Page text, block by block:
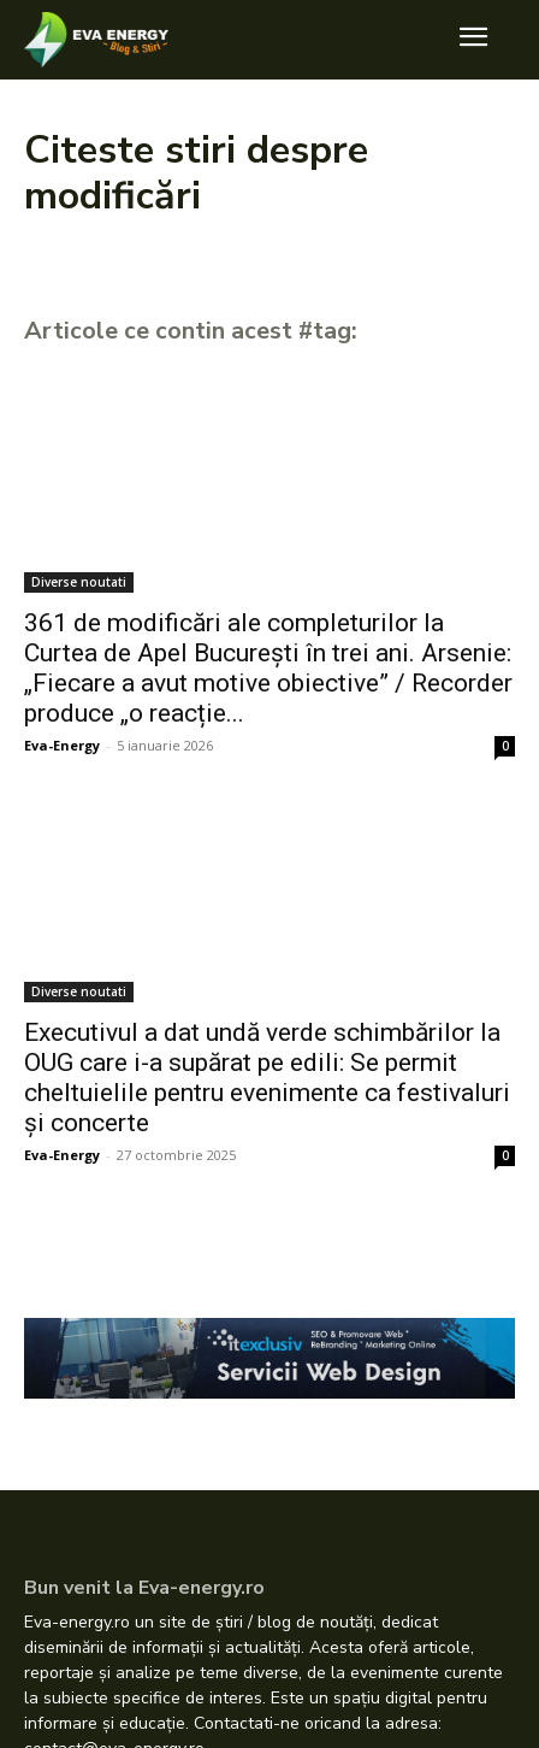
Citeste stiri despre
modificări
Articole ce contin acest #tag:
Diverse noutati
361 de modificări ale completurilor la
Curtea de Apel București în trei ani. Arsenie:
„Fiecare a avut motive obiective” / Recorder
produce „o reacție...
Eva-Energy - 5 ianuarie 2026 0
Diverse noutati
Executivul a dat undă verde schimbărilor la
OUG care i-a supărat pe edili: Se permit
cheltuielile pentru evenimente ca festivaluri
și concerte
Eva-Energy - 27 octombrie 2025 0
Bun venit la Eva-energy.ro
Eva-energy.ro un site de știri / blog de noutăți, dedicat
diseminării de informații și actualități. Acesta oferă articole,
reportaje și analize pe teme diverse, de la evenimente curente
la subiecte specifice de interes. Este un spațiu digital pentru
informare și educație. Contactati-ne oricand la adresa: